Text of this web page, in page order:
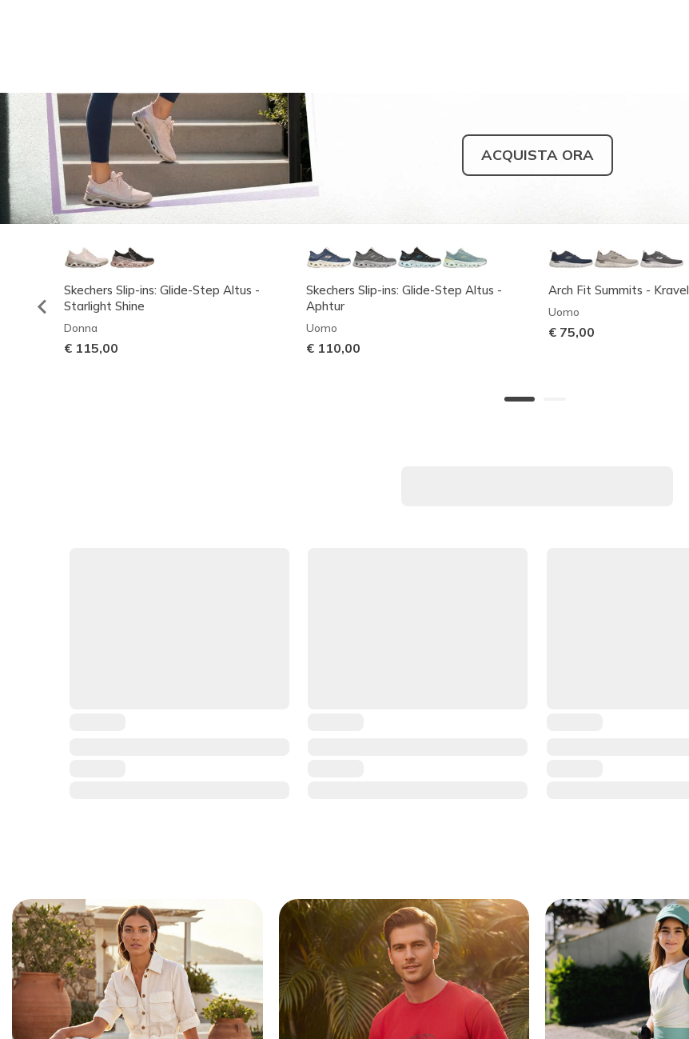
ACQUISTA ORA
Skechers Slip-ins: Glide-Step Altus -
Starlight Shine
Donna
€ 115,00
Skechers Slip-ins: Glide-Step Altus -
Aphtur
Uomo
€ 110,00
Arch Fit Summits - Kravel
Uomo
€ 75,00